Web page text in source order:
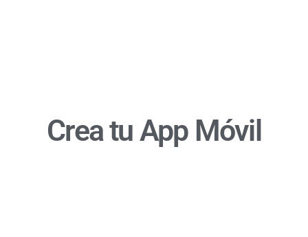
Crea tu App Móvil